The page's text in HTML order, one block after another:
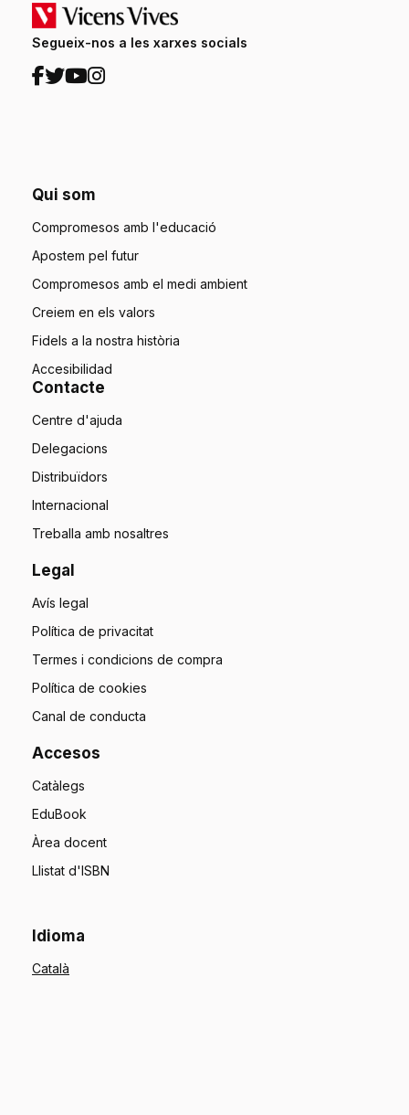
Segueix-nos a les xarxes socials
Qui som
Compromesos amb l'educació
Apostem pel futur
Compromesos amb el medi ambient
Creiem en els valors
Fidels a la nostra història
Accesibilidad
Contacte
Centre d'ajuda
Delegacions
Distribuïdors
Internacional
Treballa amb nosaltres
Legal
Avís legal
Política de privacitat
Termes i condicions de compra
Política de cookies
Canal de conducta
Accesos
Catàlegs
EduBook
Àrea docent
Llistat d'ISBN
Idioma